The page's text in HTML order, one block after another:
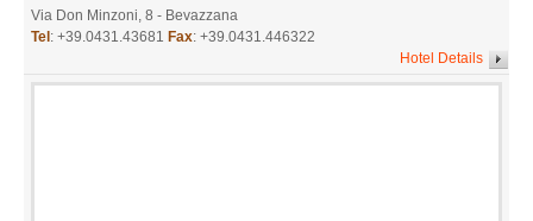
Via Don Minzoni, 8 - Bevazzana
Tel: +39.0431.43681 Fax: +39.0431.446322
Hotel Details